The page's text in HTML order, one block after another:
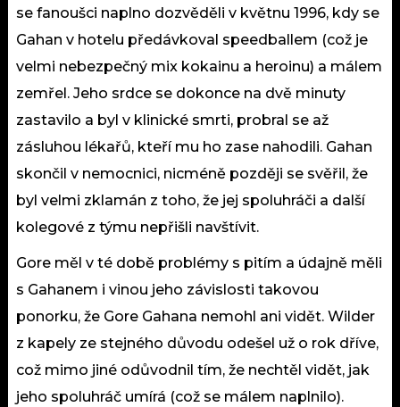
se fanoušci naplno dozvěděli v květnu 1996, kdy se
Gahan v hotelu předávkoval speedballem (což je
velmi nebezpečný mix kokainu a heroinu) a málem
zemřel. Jeho srdce se dokonce na dvě minuty
zastavilo a byl v klinické smrti, probral se až
zásluhou lékařů, kteří mu ho zase nahodili. Gahan
skončil v nemocnici, nicméně později se svěřil, že
byl velmi zklamán z toho, že jej spoluhráči a další
kolegové z týmu nepřišli navštívit.
Gore měl v té době problémy s pitím a údajně měli
s Gahanem i vinou jeho závislosti takovou
ponorku, že Gore Gahana nemohl ani vidět. Wilder
z kapely ze stejného důvodu odešel už o rok dříve,
což mimo jiné odůvodnil tím, že nechtěl vidět, jak
jeho spoluhráč umírá (což se málem naplnilo).